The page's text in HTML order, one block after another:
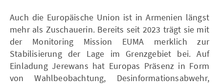
Auch die Europäische Union ist in Armenien längst
mehr als Zuschauerin. Bereits seit 2023 trägt sie mit
der Monitoring Mission EUMA merklich zur
Stabilisierung der Lage im Grenzgebiet bei. Auf
Einladung Jerewans hat Europas Präsenz in Form
von Wahlbeobachtung, Desinformationsabwehr,